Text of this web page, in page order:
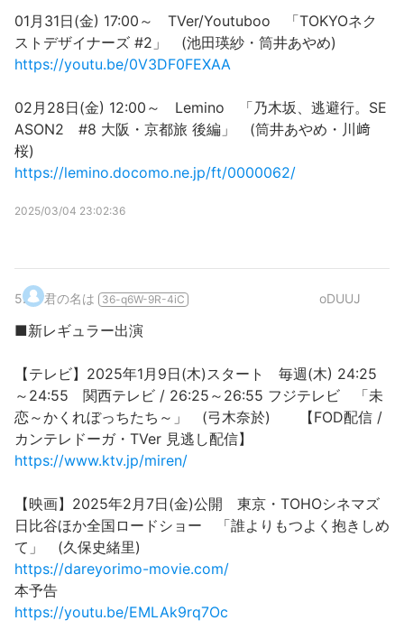
01月31日(金) 17:00～ TVer/Youtuboo 「TOKYOネク
ストデザイナーズ #2」 (池田瑛紗・筒井あやめ)
https://youtu.be/0V3DF0FEXAA
02月28日(金) 12:00～ Lemino 「乃木坂、逃避行。SE
ASON2 #8 大阪・京都旅 後編」 (筒井あやめ・川﨑
桜)
https://lemino.docomo.ne.jp/ft/0000062/
2025/03/04 23:02:36
5. 君の名は 36-q6W-9R-4iC oDUUJ
■新レギュラー出演
【テレビ】2025年1月9日(木)スタート 毎週(木) 24:25
～24:55 関西テレビ / 26:25～26:55 フジテレビ 「未
恋～かくれぼっちたち～」 (弓木奈於) 【FOD配信 /
カンテレドーガ・TVer 見逃し配信】
https://www.ktv.jp/miren/
【映画】2025年2月7日(金)公開 東京・TOHOシネマズ
日比谷ほか全国ロードショー 「誰よりもつよく抱きしめ
て」 (久保史緒里)
https://dareyorimo-movie.com/
本予告
https://youtu.be/EMLAk9rq7Oc